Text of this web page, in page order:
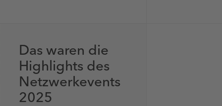
Das waren die
Highlights des
Netzwerkevents
2025